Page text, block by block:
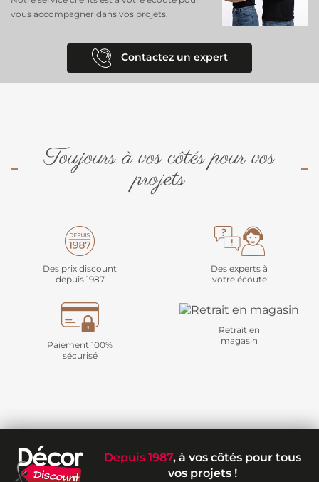
vous accompagner dans vos projets.
Contactez un expert
Toujours à vos côtés pour vos
projets
Des prix discount
depuis 1987
Des experts à
votre écoute
Paiement 100%
sécurisé
Retrait en
magasin
Depuis 1987, à vos côtés pour tous
vos projets !